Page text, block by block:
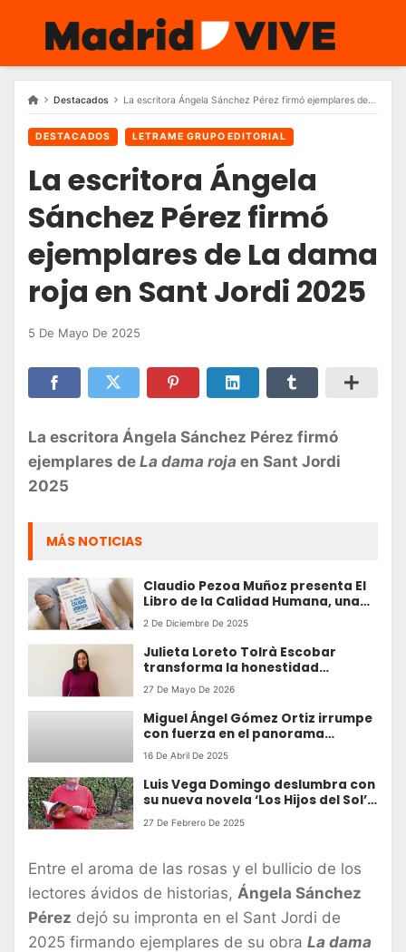
Destacados La escritora Ángela Sánchez Pérez firmó ejemplares de La dama roja en Sant Jordi 2025
DESTACADOS LETRAME GRUPO EDITORIAL
La escritora Ángela
Sánchez Pérez firmó
ejemplares de La dama
roja en Sant Jordi 2025
5 De Mayo De 2025
La escritora Ángela Sánchez Pérez firmó
ejemplares de La dama roja en Sant Jordi
2025
MÁS NOTICIAS
Claudio Pezoa Muñoz presenta El
Libro de la Calidad Humana, una
guía para transformar la vida
desde la virtud y la sabiduría
práctica
2 De Diciembre De 2025
Julieta Loreto Tolrà Escobar
transforma la honestidad
personal en literatura con “Mi
gorda interior”
27 De Mayo De 2026
Miguel Ángel Gómez Ortiz irrumpe
con fuerza en el panorama
literario con su novela política de
ficción
16 De Abril De 2025
Luis Vega Domingo deslumbra con
su nueva novela ‘Los Hijos del Sol’,
una apasionante historia de
misterio y legado histórico
27 De Febrero De 2025
Entre el aroma de las rosas y el bullicio de los
lectores ávidos de historias, Ángela Sánchez
Pérez dejó su impronta en el Sant Jordi de
2025 firmando ejemplares de su obra La dama